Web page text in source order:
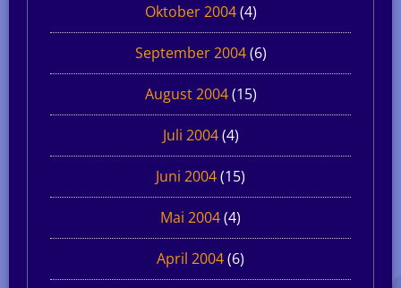
Oktober 2004(4)
September 2004(6)
August 2004(15)
Juli 2004(4)
Juni 2004(15)
Mai 2004(4)
April 2004(6)